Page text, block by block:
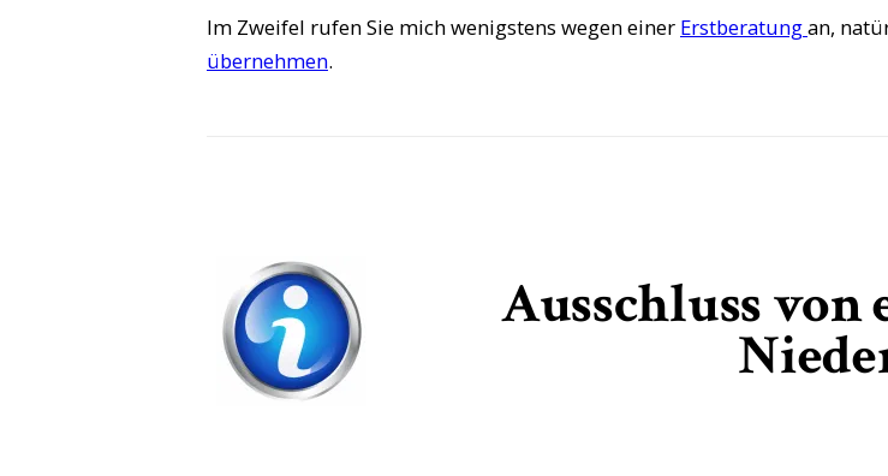
Im Zweifel rufen Sie mich wenigstens wegen einer Erstberatungan,
übernehmen.
Ausschluss